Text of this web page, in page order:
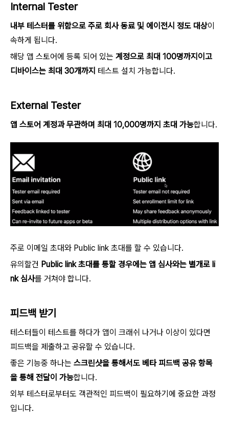
Internal Tester
내부 테스터를 위함으로 주로 회사 동료 및 에이전시 정도 대상이
속하게 됩니다.
해당 앱 스토어에 등록 되어 있는 계정으로 최대 100명까지이고
디바이스는 최대 30개까지 테스트 설치 가능합니다.
External Tester
앱 스토어 계정과 무관하며 최대 10,000명까지 초대 가능합니다.
주로 이메일 초대와 Public link 초대를 할 수 있습니다.
유의할건 Public link 초대를 통할 경우에는 앱 심사와는 별개로 li
nk 심사를 거쳐야 합니다.
피드백 받기
테스터들이 테스트를 하다가 앱이 크래쉬 나거나 이상이 있다면
피드백을 제출하고 공유할 수 있습니다.
좋은 기능중 하나는 스크린샷을 통해서도 베타 피드백 공유 항목
을 통해 전달이 가능합니다.
외부 테스터로부터도 객관적인 피드백이 필요하기에 중요한 과정
입니다.